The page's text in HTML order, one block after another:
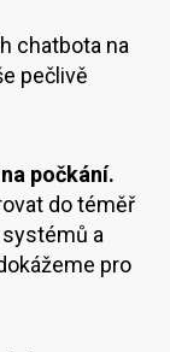
chatbota na
pečlivě
počkání.
do téměř
a
pro